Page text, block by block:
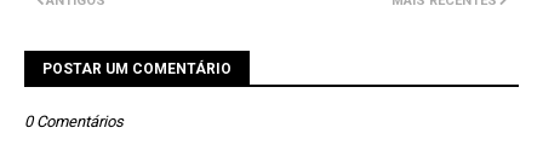
POSTAR UM COMENTÁRIO
0 Comentários